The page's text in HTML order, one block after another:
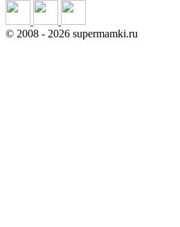
© 2008 - 2026 supermamki.ru